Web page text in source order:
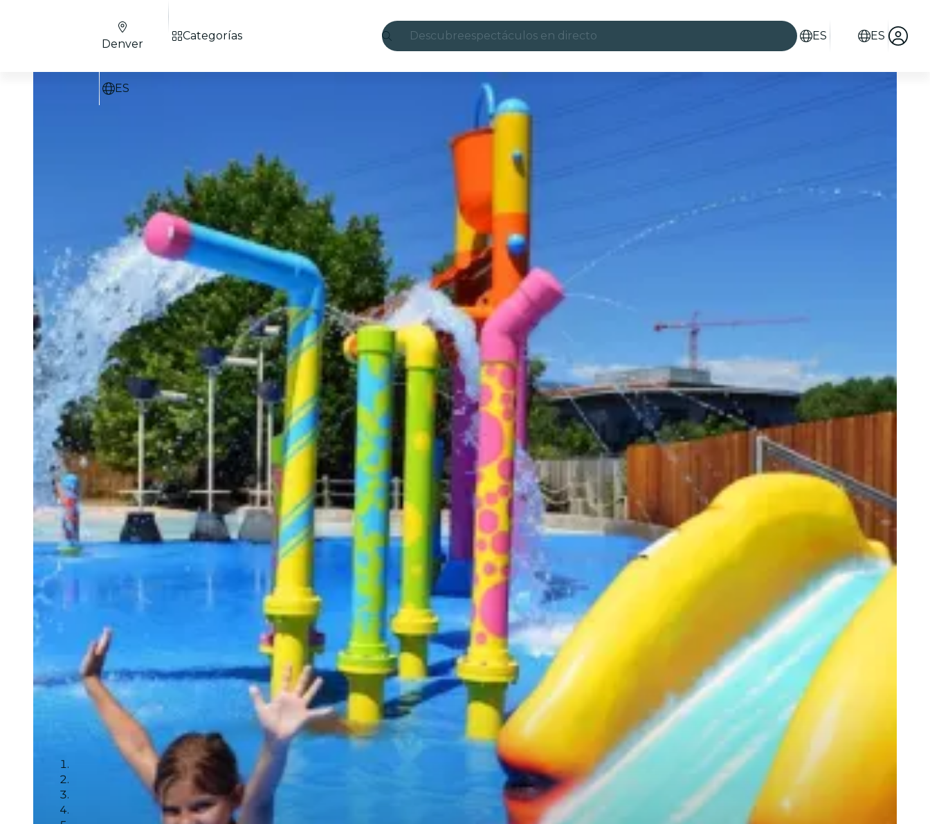
Descubreespectáculos en directo
candlelight
Londres
experiencias y ciudades
exposiciones
Seúl
recorridos por la ciudad
conciertos
restaurantes
cine
ES ES
Denver
ES
Categorías